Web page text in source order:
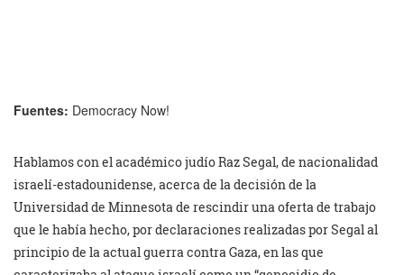
Fuentes: Democracy Now!
Hablamos con el académico judío Raz Segal, de nacionalidad
israelí-estadounidense, acerca de la decisión de la
Universidad de Minnesota de rescindir una oferta de trabajo
que le había hecho, por declaraciones realizadas por Segal al
principio de la actual guerra contra Gaza, en las que